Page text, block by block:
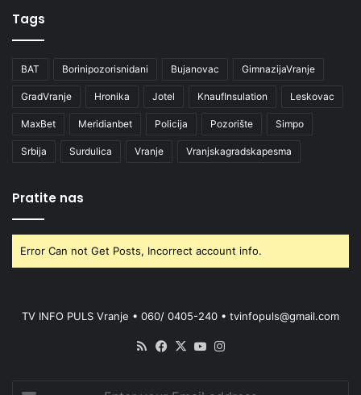
Tags
BAT Borinipozorisnidani Bujanovac GimnazijaVranje
GradVranje Hronika Jotel KnaufInsulation Leskovac
MaxBet Meridianbet Policija Pozorište Simpo
Srbija Surdulica Vranje Vranjskagradskapesma
Pratite nas
Error Can not Get Posts, Incorrect account info.
TV INFO PULS Vranje • 060/ 0405-240 • tvinfopuls@gmail.com
RSS Facebook
X YouTube